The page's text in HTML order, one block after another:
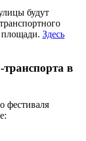
будут
Здесь
в
фестиваля